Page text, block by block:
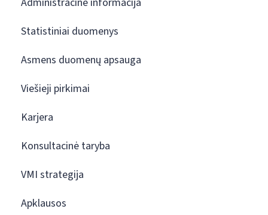
Statistiniai duomenys
Asmens duomenų apsauga
Viešieji pirkimai
Karjera
Konsultacinė taryba
VMI strategija
Apklausos